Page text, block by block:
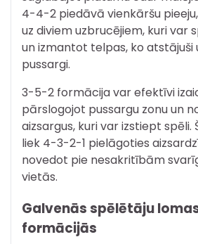
4-4-2 piedāvā vienkāršu
uz diviem uzbrucējiem, kuri var
un izmantot telpas, ko atstājuši
pussargi.
3-5-2 formācija var efektīvi
pārslogojot pussargu zonu un
aizsargus, kuri var izstiept spēli.
liek 4-3-2-1 pielāgoties
novedot pie nesakritībām
vietās.
Galvenās spēlētāju
formācijās